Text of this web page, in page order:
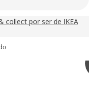
collect por ser de IKEA